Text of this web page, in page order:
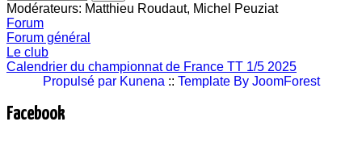
Modérateurs: Matthieu Roudaut, Michel Peuziat
Forum
Forum général
Le club
Calendrier du championnat de France TT 1/5 2025
Propulsé par Kunena :: Template By JoomForest
Facebook